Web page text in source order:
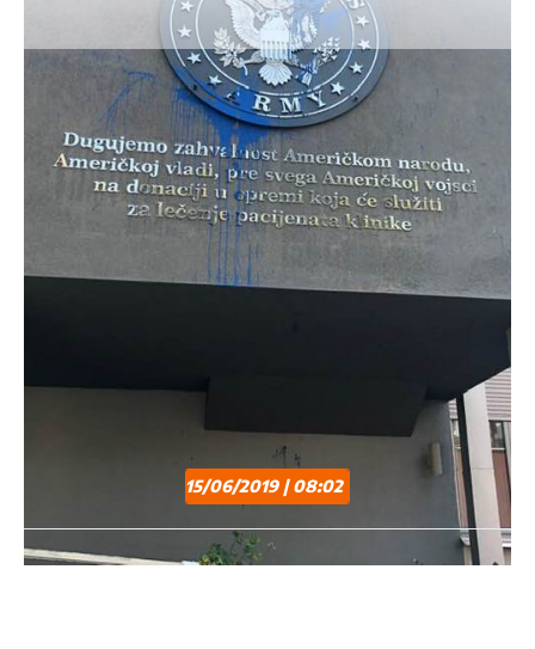
15/06/2019 | 08:02